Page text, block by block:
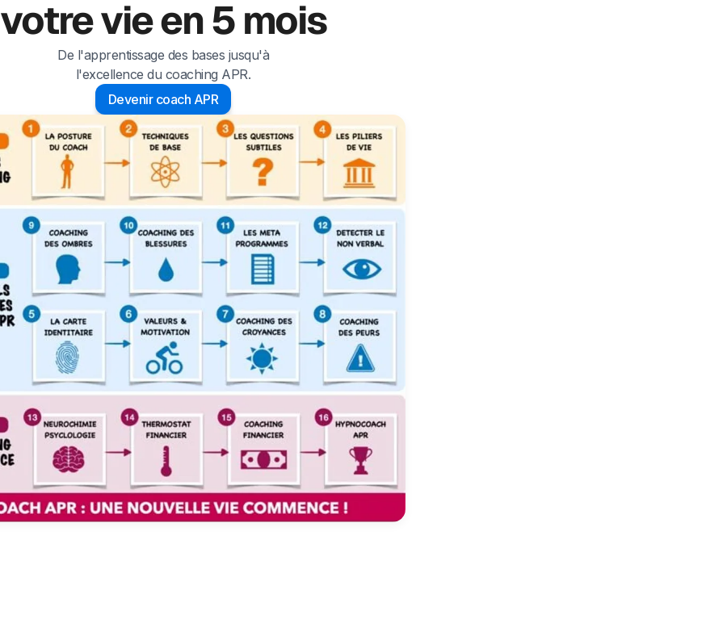
votre vie en 5 mois
De l'apprentissage des bases jusqu'à
l'excellence du coaching APR.
Devenir coach APR